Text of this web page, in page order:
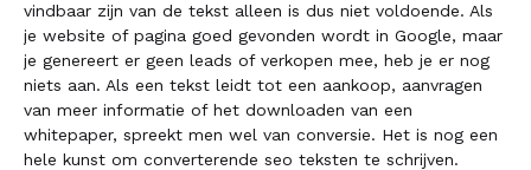
vindbaar zijn van de tekst alleen is dus niet voldoende. Als
je website of pagina goed gevonden wordt in Google, maar
je genereert er geen leads of verkopen mee, heb je er nog
niets aan. Als een tekst leidt tot een aankoop, aanvragen
van meer informatie of het downloaden van een
whitepaper, spreekt men wel van conversie. Het is nog een
hele kunst om converterende seo teksten te schrijven.